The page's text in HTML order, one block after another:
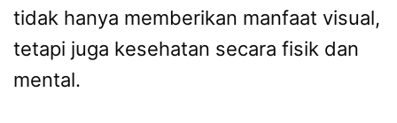
tidak hanya memberikan manfaat visual,
tetapi juga kesehatan secara fisik dan
mental.